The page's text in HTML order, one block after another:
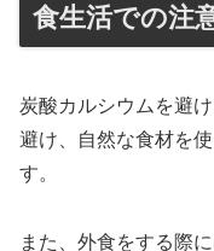
食生活での注
炭酸カルシウムを避
避け、自然な食材を
す。
また、外食をする際